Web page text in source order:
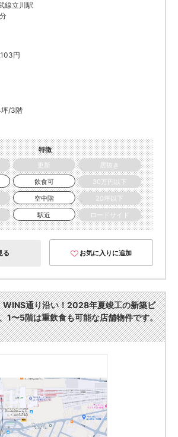
線立川駅
円
/3階
特徴
更新
居抜き
飲食可
30万円以下
空中階
20坪以下
駅近 ロードサイド
る お気に入りに追加
WINS通り沿い！2028年夏竣工の新築ビ
1〜5階は重飲食も可能な店舗物件です。